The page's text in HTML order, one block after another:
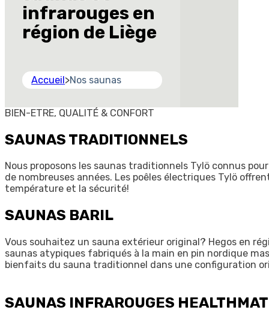
infrarouges en
région de Liège
Accueil>Nos saunas
BIEN-ETRE, QUALITÉ & CONFORT
SAUNAS TRADITIONNELS
Nous proposons les saunas traditionnels Tylö connus
de nombreuses années. Les poêles électriques Tylö
température et la sécurité!
SAUNAS BARIL
Vous souhaitez un sauna extérieur original? Hegos en
saunas atypiques fabriqués à la main en pin nordique
bienfaits du sauna traditionnel dans une configuration
SAUNAS INFRAROUGES